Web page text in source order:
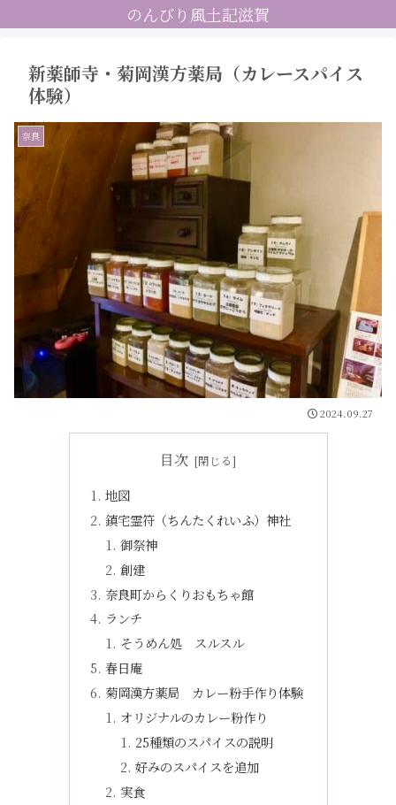
のんびり風土記滋賀
新薬師寺・菊岡漢方薬局（カレースパイス
体験）
奈良
2024.09.27
目次
地図
鎮宅霊符（ちんたくれいふ）神社
御祭神
創建
奈良町からくりおもちゃ館
ランチ
そうめん処 スルスル
春日庵
菊岡漢方薬局 カレー粉手作り体験
オリジナルのカレー粉作り
25種類のスパイスの説明
好みのスパイスを追加
実食